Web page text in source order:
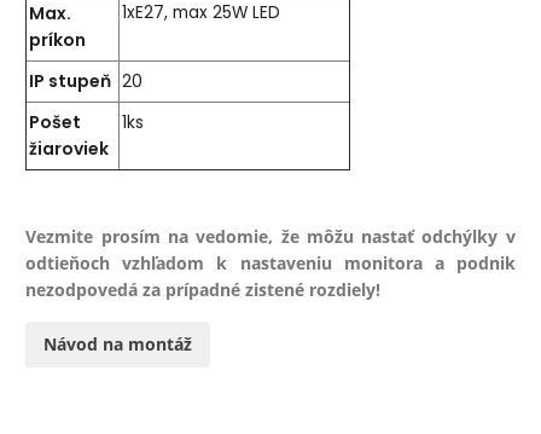
Max.
príkon
1xE27, max 25W LED
IP stupeň 20
Pošet
žiaroviek
1ks
Vezmite prosím na vedomie, že môžu nastať odchýlky v
odtieňoch vzhľadom k nastaveniu monitora a podnik
nezodpovedá za prípadné zistené rozdiely!
Návod na montáž